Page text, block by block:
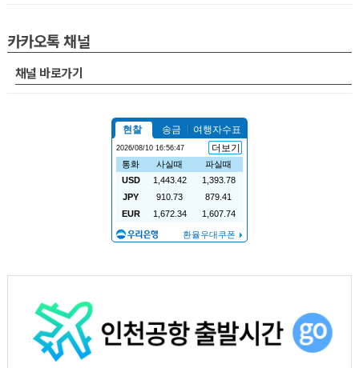
카카오톡 채널
채널 바로가기